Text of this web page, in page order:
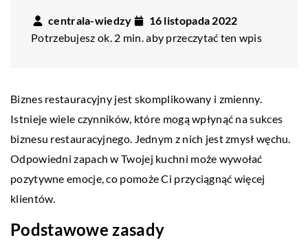
centrala-wiedzy
16 listopada 2022
Potrzebujesz ok. 2 min. aby przeczytać ten wpis
Biznes restauracyjny jest skomplikowany i zmienny.
Istnieje wiele czynników, które mogą wpłynąć na sukces
biznesu restauracyjnego. Jednym z nich jest zmysł węchu.
Odpowiedni zapach w Twojej kuchni może wywołać
pozytywne emocje, co pomoże Ci przyciągnąć więcej
klientów.
Podstawowe zasady